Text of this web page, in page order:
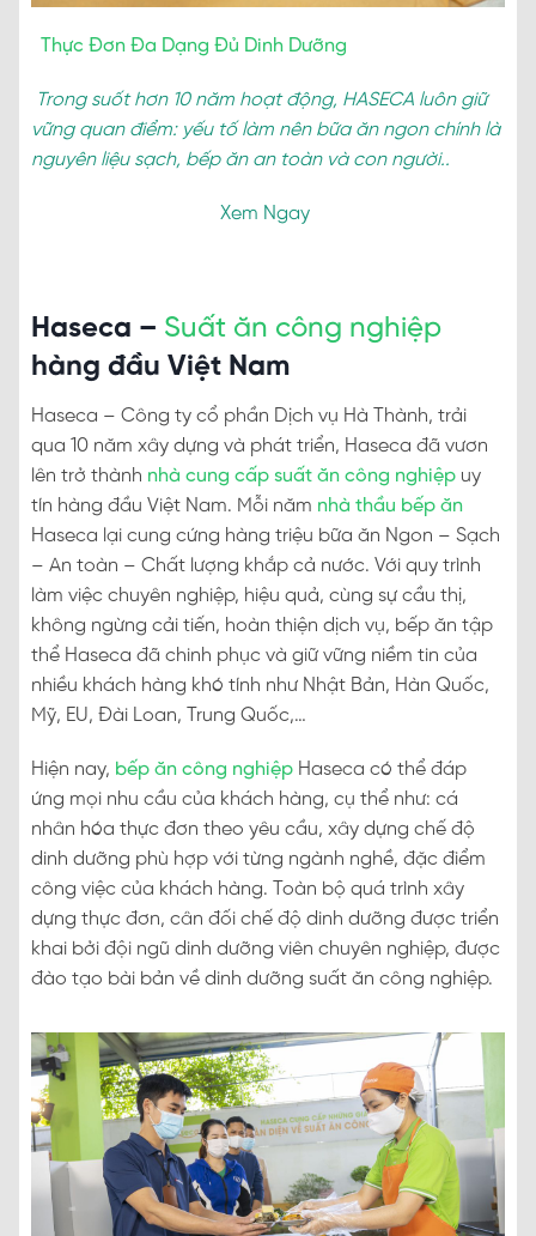
Thực Đơn Đa Dạng Đủ Dinh Dưỡng
Trong suốt hơn 10 năm hoạt động, HASECA luôn giữ
vững quan điểm: yếu tố làm nên bữa ăn ngon chính là
nguyên liệu sạch, bếp ăn an toàn và con người..
Xem Ngay
Haseca – Suất ăn công nghiệp
hàng đầu Việt Nam
Haseca – Công ty cổ phần Dịch vụ Hà Thành, trải
qua 10 năm xây dựng và phát triển, Haseca đã vươn
lên trở thành nhà cung cấp suất ăn công nghiệp uy
tín hàng đầu Việt Nam. Mỗi năm nhà thầu bếp ăn
Haseca lại cung cứng hàng triệu bữa ăn Ngon – Sạch
– An toàn – Chất lượng khắp cả nước. Với quy trình
làm việc chuyên nghiệp, hiệu quả, cùng sự cầu thị,
không ngừng cải tiến, hoàn thiện dịch vụ, bếp ăn tập
thể Haseca đã chinh phục và giữ vững niềm tin của
nhiều khách hàng khó tính như Nhật Bản, Hàn Quốc,
Mỹ, EU, Đài Loan, Trung Quốc,…
Hiện nay, bếp ăn công nghiệp Haseca có thể đáp
ứng mọi nhu cầu của khách hàng, cụ thể như: cá
nhân hóa thực đơn theo yêu cầu, xây dựng chế độ
dinh dưỡng phù hợp với từng ngành nghề, đặc điểm
công việc của khách hàng. Toàn bộ quá trình xây
dựng thực đơn, cân đối chế độ dinh dưỡng được triển
khai bởi đội ngũ dinh dưỡng viên chuyên nghiệp, được
đào tạo bài bản về dinh dưỡng suất ăn công nghiệp.